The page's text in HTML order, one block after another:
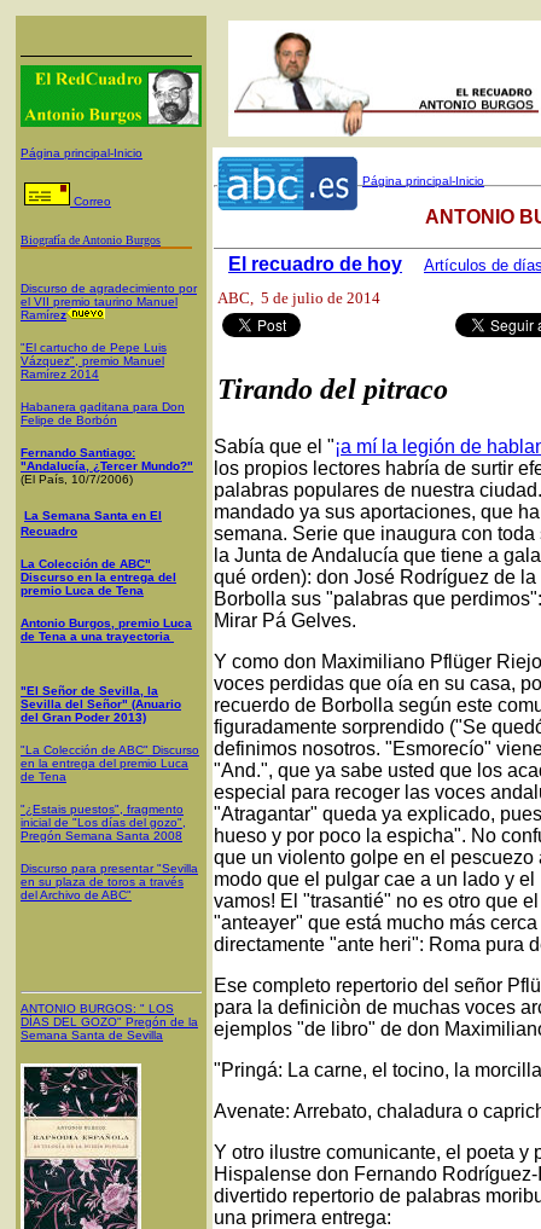
Página principal-Inicio
Correo
Biografía de Antonio Burgos
Discurso de agradecimiento por
el VII premio taurino Manuel
Ramírez
"El cartucho de Pepe Luis
Vázquez", premio Manuel
Ramírez 2014
Habanera gaditana para Don
Felipe de Borbón
Fernando Santiago:
"Andalucía, ¿Tercer Mundo?"
(El País, 10/7/2006)
La Semana Santa en El
Recuadro
La Colección de ABC"
Discurso en la entrega del
premio Luca de Tena
Antonio Burgos, premio Luca
de Tena a una trayectoria
"El Señor de Sevilla, la
Sevilla del Señor" (Anuario
del Gran Poder 2013)
"La Colección de ABC" Discurso
en la entrega del premio Luca
de Tena
"¿Estais puestos", fragmento
inicial de "Los días del gozo",
Pregón Semana Santa 2008
Discurso para presentar "Sevilla
en su plaza de toros a través
del Archivo de ABC"
ANTONIO BURGOS: " LOS
DÍAS DEL GOZO" Pregón de la
Semana Santa de Sevilla
Página principal-Inicio
El recuadro de hoy Artículos de
ANTONIO
ABC, 5 de julio de 2014
Tirando del pitraco
Sabía que el "¡a mí la legión de
los propios lectores habría de surtir
palabras populares de nuestra
mandado ya sus aportaciones, que
semana. Serie que inaugura con
la Junta de Andalucía que tiene a
qué orden): don José Rodríguez de
Borbolla sus "palabras que
Mirar Pá Gelves.
Y como don Maximiliano Pflüger
voces perdidas que oía en su casa,
recuerdo de Borbolla según este
figuradamente sorprendido ("Se
definimos nosotros. "Esmorecío"
"And.", que ya sabe usted que los
especial para recoger las voces
"Atragantar" queda ya explicado,
hueso y por poco la espicha". No
que un violento golpe en el
modo que el pulgar cae a un lado y
vamos! El "trasantié" no es otro que
"anteayer" que está mucho más
directamente "ante heri": Roma pura
Ese completo repertorio del señor
para la definiciòn de muchas voces
ejemplos "de libro" de don
"Pringá: La carne, el tocino, la
Avenate: Arrebato, chaladura o
Y otro ilustre comunicante, el poeta y
Hispalense don Fernando
divertido repertorio de palabras
una primera entrega: